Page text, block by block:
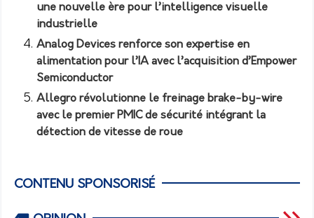
une nouvelle ère pour l’intelligence visuelle
industrielle
Analog Devices renforce son expertise en
alimentation pour l’IA avec l’acquisition d’Empower
Semiconductor
Allegro révolutionne le freinage brake-by-wire
avec le premier PMIC de sécurité intégrant la
détection de vitesse de roue
CONTENU SPONSORISÉ